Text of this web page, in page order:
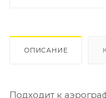
ОПИСАНИЕ
Подходит к